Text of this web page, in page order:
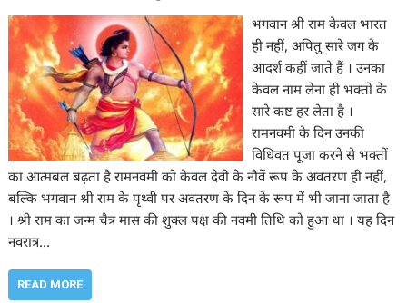
भगवान श्री राम केवल भारत
ही नहीं, अपितु सारे जग के
आदर्श कहीं जाते हैं । उनका
केवल नाम लेना ही भक्तों के
सारे कष्ट हर लेता है ।
रामनवमी के दिन उनकी
विधिवत पूजा करने से भक्तों
का आत्मबल बढ़ता है रामनवमी को केवल देवी के नौवें रूप के अवतरण ही नहीं,
बल्कि भगवान श्री राम के पृथ्वी पर अवतरण के दिन के रूप में भी जाना जाता है
। श्री राम का जन्म चैत्र मास की शुक्ल पक्ष की नवमी तिथि को हुआ था । यह दिन
नवरात्र…
READ MORE